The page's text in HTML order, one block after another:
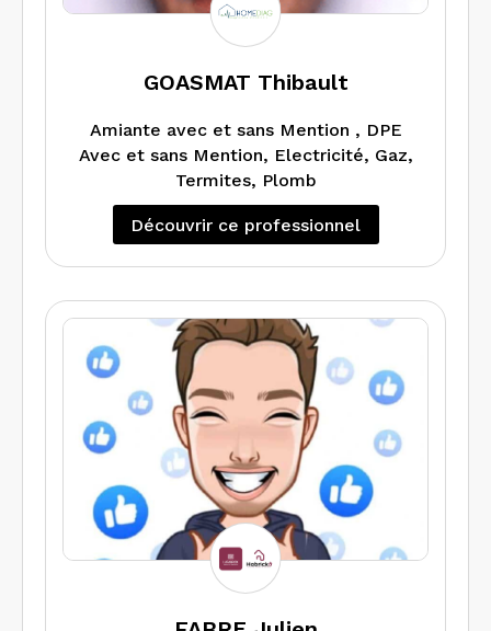
GOASMAT Thibault
Amiante avec et sans Mention , DPE
Avec et sans Mention, Electricité, Gaz,
Termites, Plomb
Découvrir ce professionnel